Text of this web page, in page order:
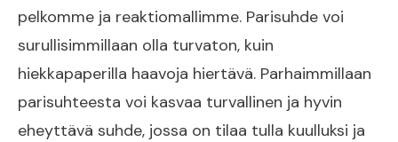
pelkomme ja reaktiomallimme. Parisuhde voi
surullisimmillaan olla turvaton, kuin
hiekkapaperilla haavoja hiertävä. Parhaimmillaan
parisuhteesta voi kasvaa turvallinen ja hyvin
eheyttävä suhde, jossa on tilaa tulla kuulluksi ja